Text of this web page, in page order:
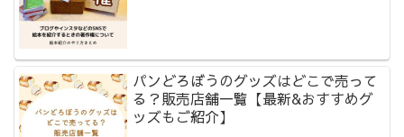
パンどろぼうのグッズはどこで売って
る？販売店舗一覧【最新&おすすめグ
ッズもご紹介】